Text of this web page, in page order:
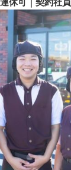
休可｜契約社員